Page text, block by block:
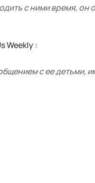
с ними время, он
Weekly :
с ее детьми,